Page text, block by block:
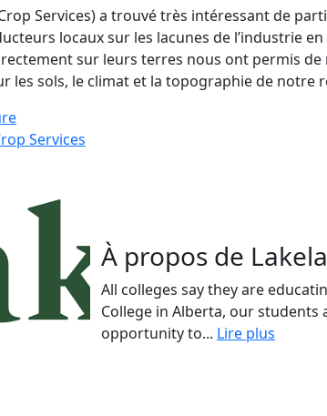
Services) a trouvé très intéressant de
locaux sur les lacunes de l’industrie
sur leurs terres nous ont permis de
les sols, le climat et la topographie de notre
Services
À propos de
All colleges say they are
College in Alberta, our students
opportunity to... Lire plus